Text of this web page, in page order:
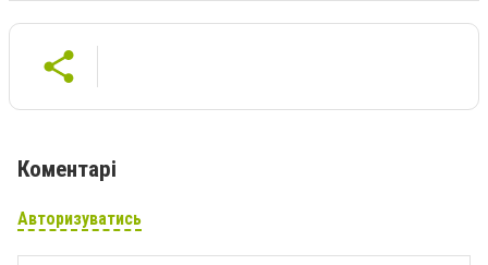
Коментарі
Авторизуватись